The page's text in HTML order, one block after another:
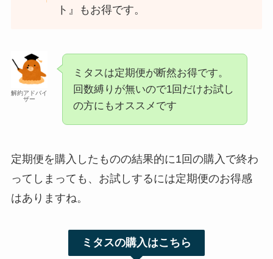
ト』もお得です。
解約アドバイ
ザー
ミタスは定期便が断然お得です。
回数縛りが無いので1回だけお試し
の方にもオススメです
定期便を購入したものの結果的に1回の購入で終わ
ってしまっても、お試しするには定期便のお得感
はありますね。
ミタスの購入はこちら